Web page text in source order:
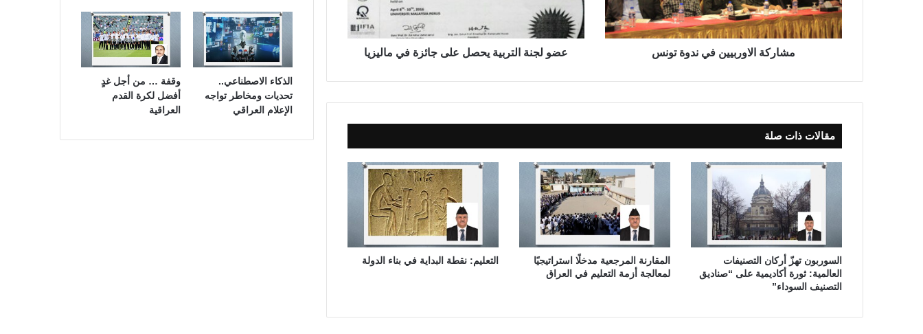
ا
ل
ا
ب
ن
ن
س
مشاركة الاوربيين في ندوة تونس
ة
ا
ل
ب
ي
ل
ع
ل
ج
عضو لجنة التربية يحصل على جائزة في ماليزيا
مقالات ذات صلة
السوربون تهزّ أركان التصنيفات
العالمية: ثورة أكاديمية على “صناديق
التصنيف السوداء”
المقارنة المرجعية مدخلًا استراتيجيًا
لمعالجة أزمة التعليم في العراق
التعليم: نقطة البداية في بناء الدولة
الذكاء الاصطناعي..
تحديات ومخاطر تواجه
الإعلام العراقي
وقفة … من أجل غدٍ
أفضل لكرة القدم
العراقية